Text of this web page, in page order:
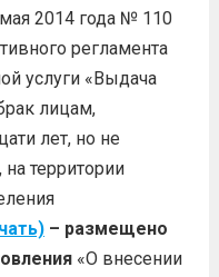
2014 года № 110
регламента
услуги «Выдача
лицам,
лет, но не
территории
– размещено
«О внесении